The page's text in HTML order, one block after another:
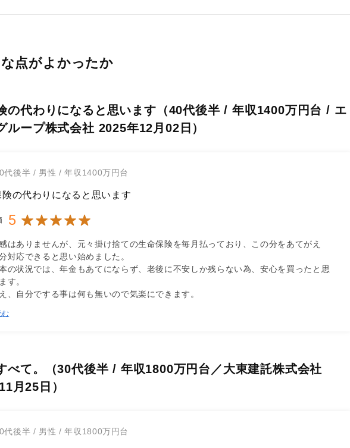
点がよかったか
の代わりになると思います（40代後半 / 年収1400万円台 / エ
ループ株式会社 2025年12月02日）
代後半 / 男性 / 年収1400万円台
険の代わりになると思います
5
はありませんが、元々掛け捨ての生命保険を毎月払っており、この分をあてがえ
対応できると思い始めました。
の状況では、年金もあてにならず、老後に不安しか残らない為、安心を買ったと思
す。
、自分でする事は何も無いので気楽にできます。
む
べて。（30代後半 / 年収1800万円台／大東建託株式会社
月25日）
代後半 / 男性 / 年収1800万円台